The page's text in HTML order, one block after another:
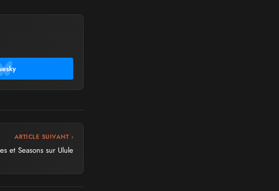
ARTICLE SUIVANT ›
et Seasons sur Ulule